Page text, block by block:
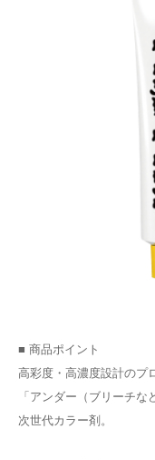
■ 商品ポイント
高彩度・高濃度設計のプ
「アンダー（ブリーチ
次世代カラー剤。